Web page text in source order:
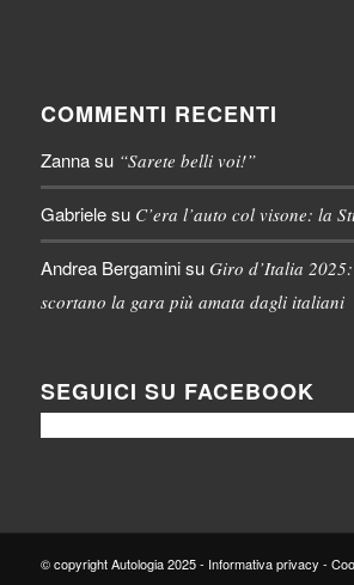
COMMENTI RECENTI
Zannasu “Sarete belli voi!”
Gabrielesu C’era l’auto col visone: la
Andrea Bergaminisu Giro d’Italia
scortano la gara più amata dagli italiani
SEGUICI SU FACEBOOK
© copyright Autologia 2025 - Informativa privacy -